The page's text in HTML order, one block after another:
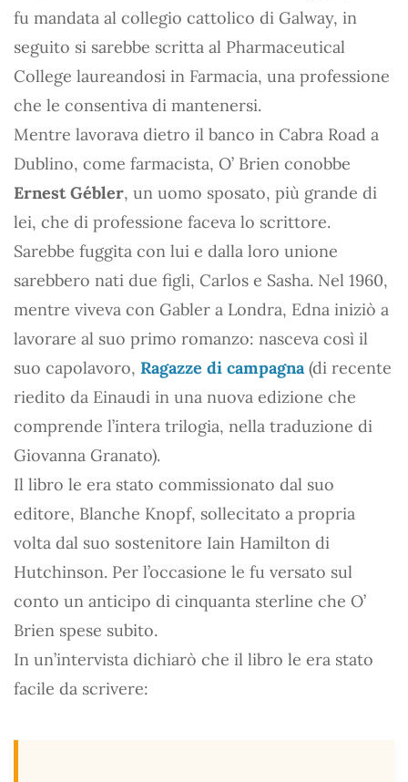
fu mandata al collegio cattolico di Galway, in
seguito si sarebbe scritta al Pharmaceutical
College laureandosi in Farmacia, una professione
che le consentiva di mantenersi.
Mentre lavorava dietro il banco in Cabra Road a
Dublino, come farmacista, O’ Brien conobbe
Ernest Gébler, un uomo sposato, più grande di
lei, che di professione faceva lo scrittore.
Sarebbe fuggita con lui e dalla loro unione
sarebbero nati due figli, Carlos e Sasha. Nel 1960,
mentre viveva con Gabler a Londra, Edna iniziò a
lavorare al suo primo romanzo: nasceva così il
suo capolavoro, Ragazze di campagna(di recente
riedito da Einaudi in una nuova edizione che
comprende l’intera trilogia, nella traduzione di
Giovanna Granato).
Il libro le era stato commissionato dal suo
editore, Blanche Knopf, sollecitato a propria
volta dal suo sostenitore Iain Hamilton di
Hutchinson. Per l’occasione le fu versato sul
conto un anticipo di cinquanta sterline che O’
Brien spese subito.
In un’intervista dichiarò che il libro le era stato
facile da scrivere: